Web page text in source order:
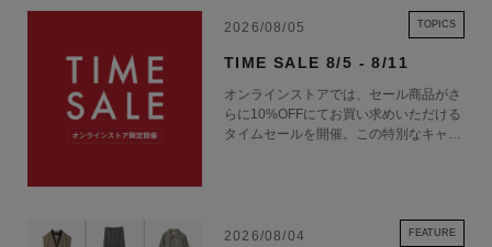
2026/08/05 TOPICS
TIME SALE 8/5 - 8/11
オンラインストアでは、セール商品がさ
らに10%OFFにてお買い求めいただける
タイムセールを開催。この特別なキャン
2026/08/04 FEATURE